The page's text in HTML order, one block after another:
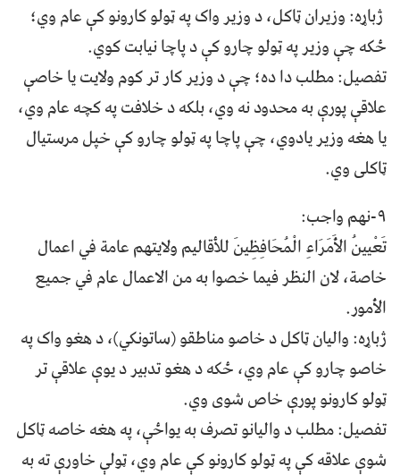
ژباړه: وزیران ټاکل، د وزیر واک په ټولو كارونو كې عام وي؛
ځکه چې وزير په ټولو چارو کې د پاچا نیابت کوي.
تفصیل: مطلب دا ده؛ چې د وزیر کار تر کوم ولايت يا خاصې
علاقې پورې به محدود نه وي، بلکه د خلافت په کچه عام وي،
يا هغه وزير يادوي، چې پاچا په ټولو چارو کې خپل مرستيال
ټاکلی وي.
٩-نهم واجب:
تَعْيينُ الأَمَرَاءِ الْمُحَافِظِينَ للأقاليم ولايتهم عامة في اعمال
خاصة، لان النظر فيما خصوا به من الاعمال عام في جميع
الأمور.
ژباړه: والیان ټاکل د خاصو مناطقو (ساتونكي)، د هغو واک په
خاصو چارو كې عام وي، ځکه د هغو تدبير د يوې علاقې تر
ټولو کارونو پورې خاص شوی وي.
تفصیل: مطلب د واليانو تصرف به يواځې، په هغه خاصه ټاکل
شوې علاقه کې په ټولو کارونو کې عام وي، ټولې خاورې ته به